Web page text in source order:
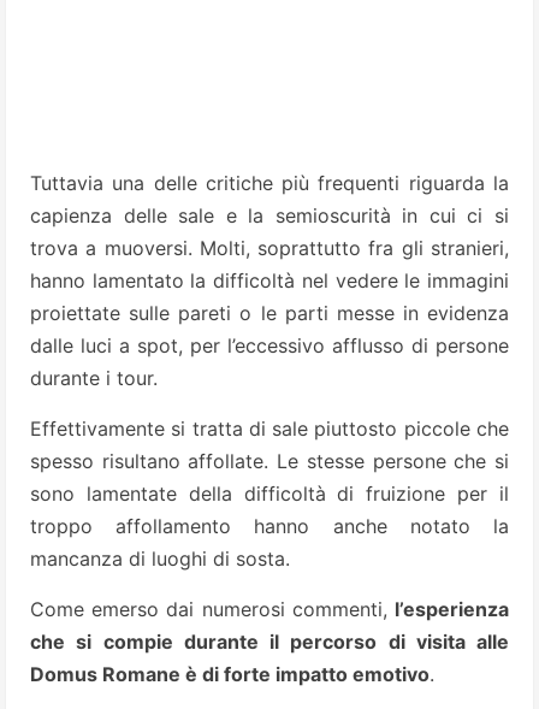
Tuttavia una delle critiche più frequenti riguarda la
capienza delle sale e la semioscurità in cui ci si
trova a muoversi. Molti, soprattutto fra gli stranieri,
hanno lamentato la difficoltà nel vedere le immagini
proiettate sulle pareti o le parti messe in evidenza
dalle luci a spot, per l’eccessivo afflusso di persone
durante i tour.
Effettivamente si tratta di sale piuttosto piccole che
spesso risultano affollate. Le stesse persone che si
sono lamentate della difficoltà di fruizione per il
troppo affollamento hanno anche notato la
mancanza di luoghi di sosta.
Come emerso dai numerosi commenti, l’esperienza
che si compie durante il percorso di visita alle
Domus Romane è di forte impatto emotivo.